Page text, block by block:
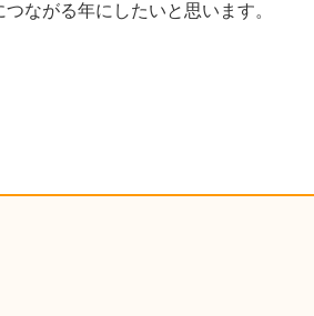
ながる年にしたいと思います。